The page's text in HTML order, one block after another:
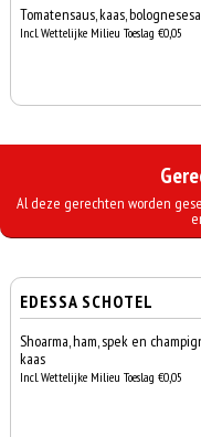
Tomatensaus, kaas,
Incl. Wettelijke Milieu Toeslag €0,05
Al deze gerechten worden
EDESSA SCHOTEL
Shoarma, ham, spek en
kaas
Incl. Wettelijke Milieu Toeslag €0,05